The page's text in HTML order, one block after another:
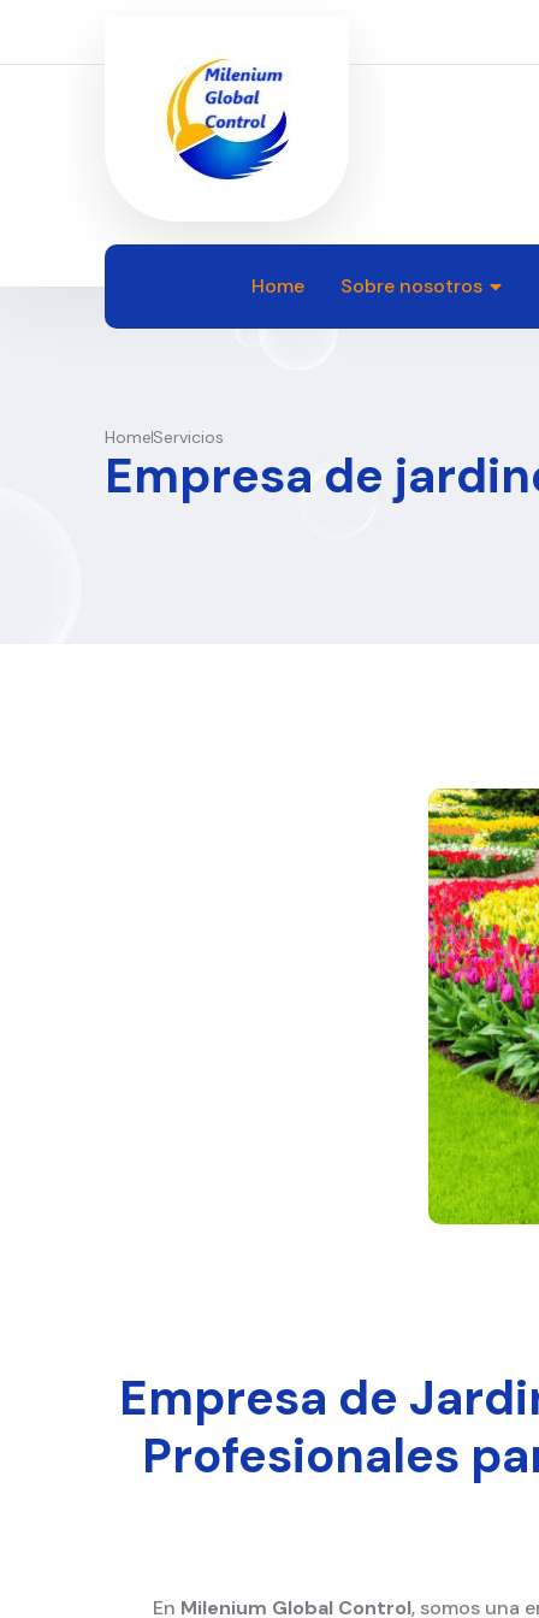
Home Sobre nosotros
HomeServicios
Empresa de
Empresa de
Profesionales
En Milenium Global Control, somos una